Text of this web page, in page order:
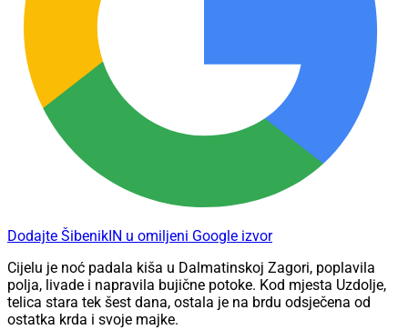
Dodajte ŠibenikIN u omiljeni Google izvor
Cijelu je noć padala kiša u Dalmatinskoj Zagori, poplavila
polja, livade i napravila bujične potoke. Kod mjesta Uzdolje,
telica stara tek šest dana, ostala je na brdu odsječena od
ostatka krda i svoje majke.